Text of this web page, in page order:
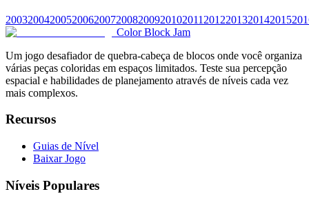
200320042005200620072008200920102011 2012201320142015
Color Block Jam
Um jogo desafiador de quebra-cabeça de blocos onde você organiza
várias peças coloridas em espaços limitados. Teste sua percepção
espacial e habilidades de planejamento através de níveis cada vez
mais complexos.
Recursos
Guias de Nível
Baixar Jogo
Níveis Populares